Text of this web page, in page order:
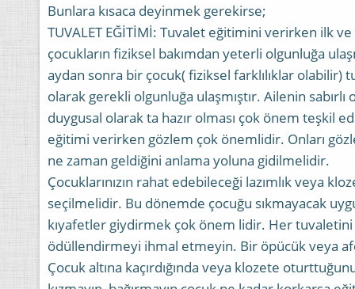
Bunlara kısaca deyinmek gerekirse;
TUVALET EĞİTİMİ: Tuvalet eğitimini verirken ilk
çocukların fiziksel bakımdan yeterli olgunluğa
aydan sonra bir çocuk( fiziksel farklılıklar olabilir)
olarak gerekli olgunluğa ulaşmıştır. Ailenin sabırlı
duygusal olarak ta hazır olması çok önem teşkil
eğitimi verirken gözlem çok önemlidir. Onları
ne zaman geldiğini anlama yoluna gidilmelidir.
Çocuklarınızın rahat edebileceği lazımlık veya
seçilmelidir. Bu dönemde çocuğu sıkmayacak
kıyafetler giydirmek çok önem lidir. Her tuvaletini
ödüllendirmeyi ihmal etmeyin. Bir öpücük veya
Çocuk altına kaçırdığında veya klozete